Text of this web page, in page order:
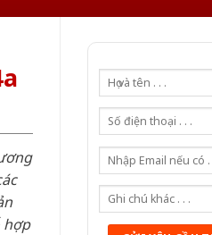
hợp